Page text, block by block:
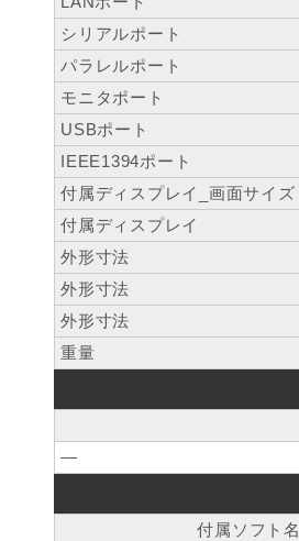
シリアルポート
パラレルポート
モニタポート
USBポート
IEEE1394ポート
付属ディスプレイ_画面サイズ
付属ディスプレイ
外形寸法
外形寸法
外形寸法
重量
―
付属ソフト名